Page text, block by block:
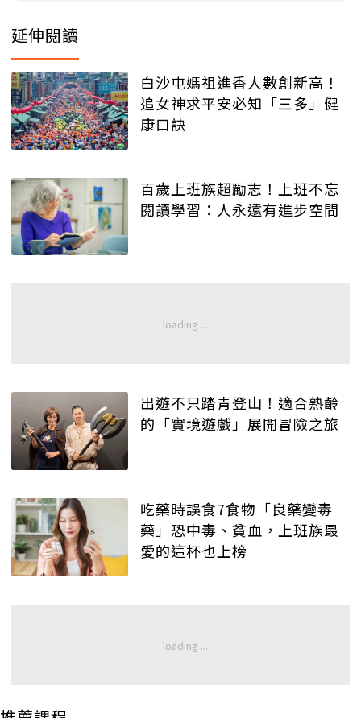
延伸閱讀
白沙屯媽祖進香人數創新高！
追女神求平安必知「三多」健
康口訣
百歲上班族超勵志！上班不忘
閱讀學習：人永遠有進步空間
出遊不只踏青登山！適合熟齡
的「實境遊戲」展開冒險之旅
吃藥時誤食7食物「良藥變毒
藥」恐中毒、貧血，上班族最
愛的這杯也上榜